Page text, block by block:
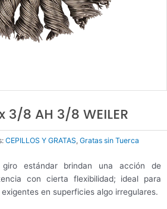
3/8 AH 3/8 WEILER
CEPILLOS Y GRATAS, Gratas sin Tuerca
giro estándar brindan una acción de
con cierta flexibilidad; ideal para
en superficies algo irregulares.